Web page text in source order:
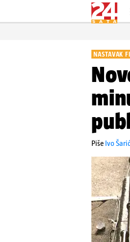
NASTAVAK
Piše Ivo Šarić